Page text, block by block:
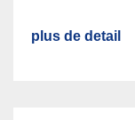
plus de detail